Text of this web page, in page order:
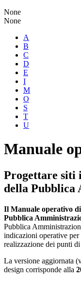
None
None
A
B
C
D
E
I
M
O
S
T
U
Manuale
Progettare siti
della Pubblica
Il Manuale operativo
Pubblica
Pubblica
indicazioni operative per
realizzazione dei punti
La versione aggiornata
design corrisponde alla